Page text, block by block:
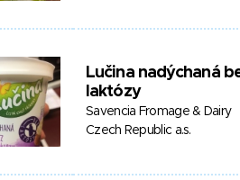
Lučina nadýchaná
laktózy
Savencia Fromage & Dairy
Czech Republic a.s.